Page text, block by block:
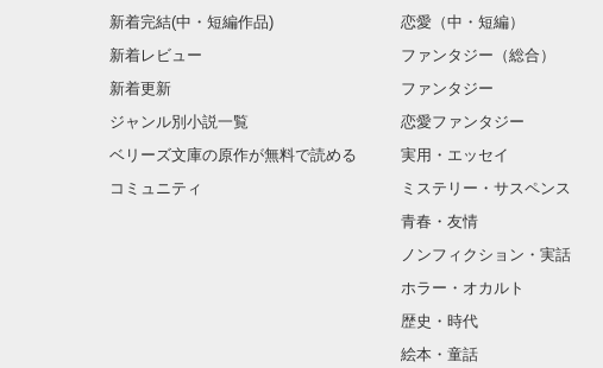
新着完結(中・短編作品)
新着レビュー
新着更新
ジャンル別小説一覧
ベリーズ文庫の原作が無料で読める
コミュニティ
恋愛（中・短編）
ファンタジー（総合）
ファンタジー
恋愛ファンタジー
実用・エッセイ
ミステリー・サスペンス
青春・友情
ノンフィクション・実話
ホラー・オカルト
歴史・時代
絵本・童話